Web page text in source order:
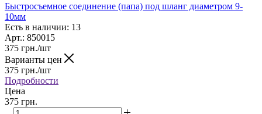
Быстросъемное соединение (папа) под шланг диаметром 9-
10мм
Есть в наличии: 13
Арт.: 850015
375 грн./шт
Варианты цен
375 грн./шт
Подробности
Цена
375 грн.